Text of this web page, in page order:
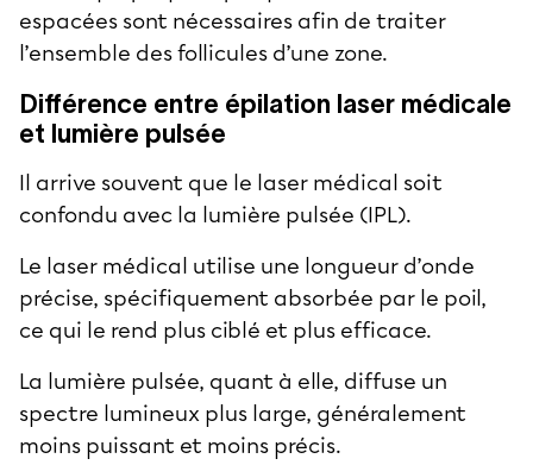
espacées sont nécessaires afin de traiter
l’ensemble des follicules d’une zone.
Différence entre épilation laser médicale
et lumière pulsée
Il arrive souvent que le laser médical soit
confondu avec la lumière pulsée (IPL).
Le laser médical utilise une longueur d’onde
précise, spécifiquement absorbée par le poil,
ce qui le rend plus ciblé et plus efficace.
La lumière pulsée, quant à elle, diffuse un
spectre lumineux plus large, généralement
moins puissant et moins précis.